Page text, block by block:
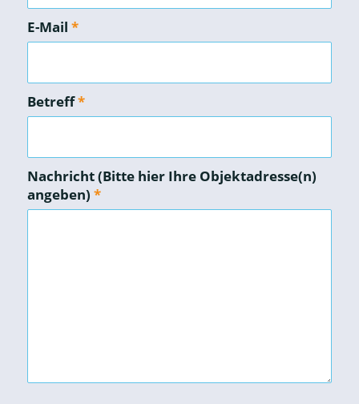
E-Mail *
Betreff*
Nachricht (Bitte hier Ihre Objektadresse(n)
angeben) *